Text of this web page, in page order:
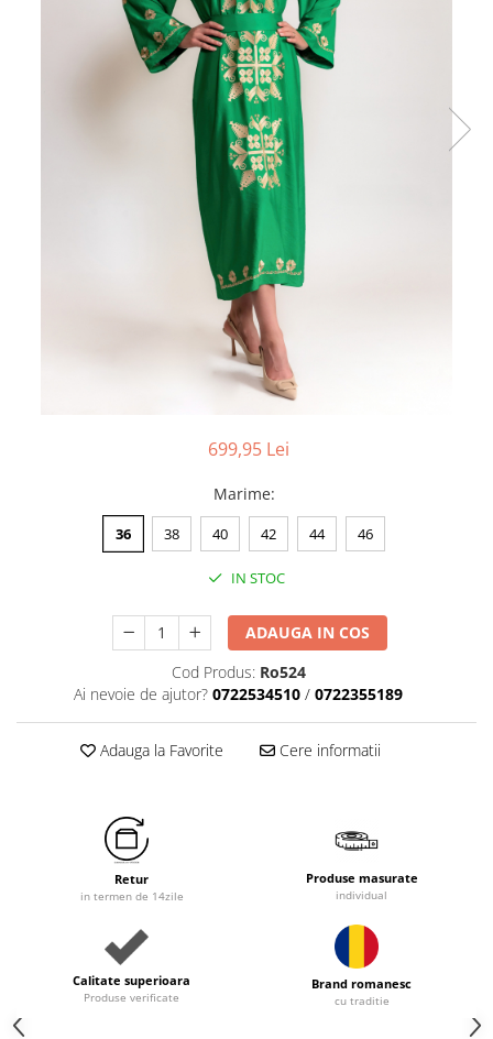
699,95 Lei
Marime:
36 38 40 42 44 46
IN STOC
ADAUGA IN COS
Cod Produs: Ro524
Ai nevoie de ajutor? 0722534510 / 0722355189
Adauga la Favorite Cere informatii
Retur
in termen de 14zile
Produse masurate
individual
Calitate superioara
Produse verificate
Brand romanesc
cu traditie